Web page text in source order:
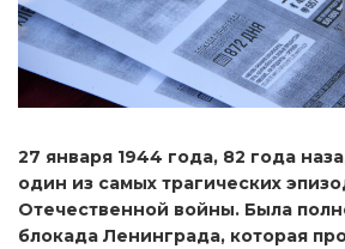
27 января 1944 года, 82 года
один из самых трагических
Отечественной войны. Была
блокада Ленинграда, которая